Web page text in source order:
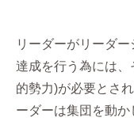
リーダーがリーダ
達成を行う為には
的勢力)が必要とさ
ーダーは集団を動か